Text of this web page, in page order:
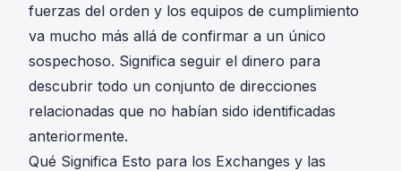
fuerzas del orden y los equipos de cumplimiento
va mucho más allá de confirmar a un único
sospechoso. Significa seguir el dinero para
descubrir todo un conjunto de direcciones
relacionadas que no habían sido identificadas
anteriormente.
Qué Significa Esto para los Exchanges y las